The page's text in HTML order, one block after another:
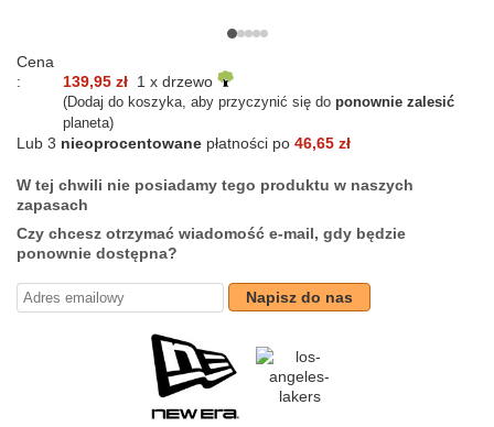
Cena
:
139,95 zł 1 x drzewo
(Dodaj do koszyka, aby przyczynić się do ponownie zalesić
planeta)
Lub 3 nieoprocentowane płatności po 46,65 zł
W tej chwili nie posiadamy tego produktu w naszych
zapasach
Czy chcesz otrzymać wiadomość e-mail, gdy będzie
ponownie dostępna?
Napisz do nas